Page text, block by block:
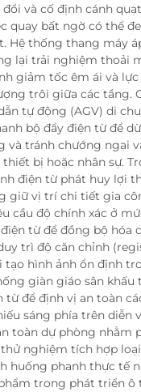
và cố định cánh
quay bất ngờ có thể
Hệ thống thang máy
lại trải nghiệm thoải
giảm tốc êm ái và
trôi giữa các tầng.
tự động (AGV) di
bộ đẩy điện từ để
và tránh chướng ngại
bị hoặc nhân sự.
điện từ phát huy lợi
giữ vị trí chi tiết gia
cầu độ chính xác ở
từ để đồng bộ hóa
trì độ căn chỉnh
tạo hình ảnh ổn định
giàn giáo sân
từ để định vị an toàn
sáng phía trên diễn
toàn dự phòng nhằm
nghiệm tích hợp
huống phanh thực tế
trong phát triển ô